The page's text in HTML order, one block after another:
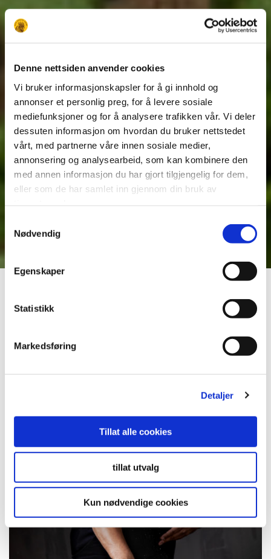
Denne nettsiden anvender cookies
Vi bruker informasjonskapsler for å gi innhold og
annonser et personlig preg, for å levere sosiale
mediefunksjoner og for å analysere trafikken vår. Vi deler
dessuten informasjon om hvordan du bruker nettstedet
vårt, med partnerne våre innen sosiale medier,
annonsering og analysearbeid, som kan kombinere den
med annen informasjon du har gjort tilgjengelig for dem,
eller som de har samlet inn gjennom din bruk av
Nødvendig
Egenskaper
Statistikk
Markedsføring
Detaljer
Tillat alle cookies
tillat utvalg
Kun nødvendige cookies